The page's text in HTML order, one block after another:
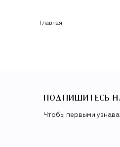
Главная
ПОДПИШИТЕСЬ
Чтобы первыми